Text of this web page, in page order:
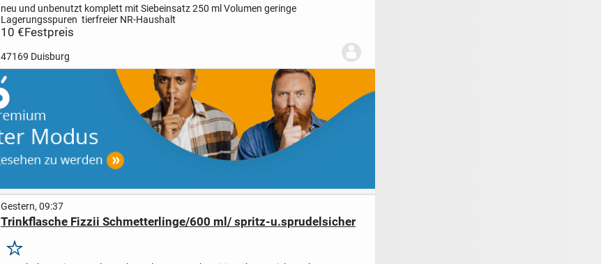
neu und unbenutzt komplett mit Siebeinsatz250 ml Volumen geringe
Lagerungsspuren tierfreier NR-Haushalt
10 €Festpreis
47169 Duisburg
Gestern, 09:37
Trinkflasche Fizzii Schmetterlinge/600 ml/ spritz-u.sprudelsicher
Merken